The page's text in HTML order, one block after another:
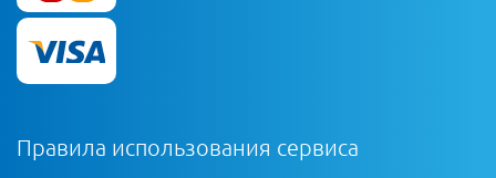
Правила использования сервиса